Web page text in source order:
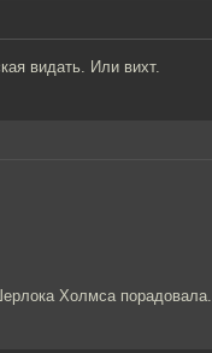
видать. Или вихт.
Холмса порадовала.